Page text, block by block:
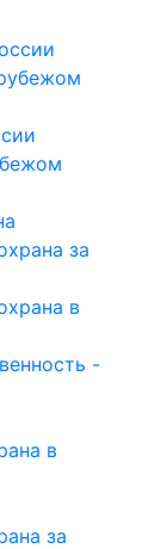
за
в
-
в
за